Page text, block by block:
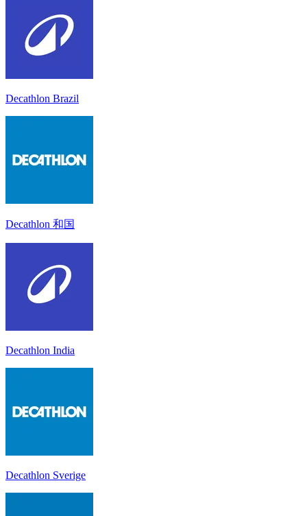
Decathlon Brazil
Decathlon 和国
Decathlon India
Decathlon Sverige